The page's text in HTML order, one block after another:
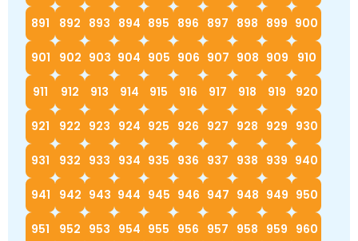
891 892 893 894 895 896 897 898 899 900
901 902 903 904 905 906 907 908 909 910
911 912 913 914 915 916 917 918 919 920
921 922 923 924 925 926 927 928 929 930
931 932 933 934 935 936 937 938 939 940
941 942 943 944 945 946 947 948 949 950
951 952 953 954 955 956 957 958 959 960